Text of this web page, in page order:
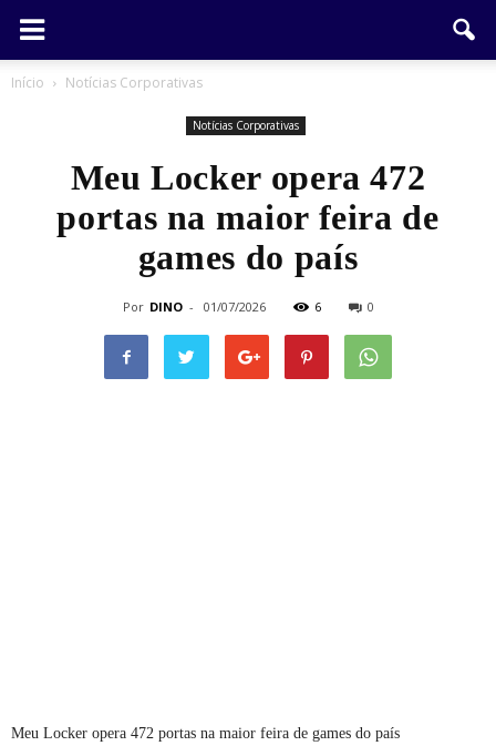
Início Notícias Corporativas
Notícias Corporativas
Meu Locker opera 472
portas na maior feira de
games do país
Por DINO - 01/07/2026 6 0
Meu Locker opera 472 portas na maior feira de games do país